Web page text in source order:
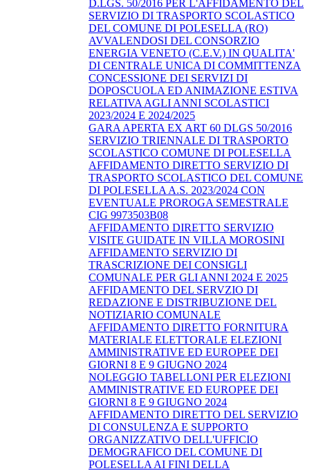
D.LGS. 50/2016 PER L'AFFIDAMENTO DEL
SERVIZIO DI TRASPORTO SCOLASTICO
DEL COMUNE DI POLESELLA (RO)
AVVALENDOSI DEL CONSORZIO
ENERGIA VENETO (C.E.V.) IN QUALITA'
DI CENTRALE UNICA DI COMMITTENZA
CONCESSIONE DEI SERVIZI DI
DOPOSCUOLA ED ANIMAZIONE ESTIVA
RELATIVA AGLI ANNI SCOLASTICI
2023/2024 E 2024/2025
GARA APERTA EX ART 60 DLGS 50/2016
SERVIZIO TRIENNALE DI TRASPORTO
SCOLASTICO COMUNE DI POLESELLA
AFFIDAMENTO DIRETTO SERVIZIO DI
TRASPORTO SCOLASTICO DEL COMUNE
DI POLESELLA A.S. 2023/2024 CON
EVENTUALE PROROGA SEMESTRALE
CIG 9973503B08
AFFIDAMENTO DIRETTO SERVIZIO
VISITE GUIDATE IN VILLA MOROSINI
AFFIDAMENTO SERVIZIO DI
TRASCRIZIONE DEI CONSIGLI
COMUNALE PER GLI ANNI 2024 E 2025
AFFIDAMENTO DEL SERVZIO DI
REDAZIONE E DISTRIBUZIONE DEL
NOTIZIARIO COMUNALE
AFFIDAMENTO DIRETTO FORNITURA
MATERIALE ELETTORALE ELEZIONI
AMMINISTRATIVE ED EUROPEE DEI
GIORNI 8 E 9 GIUGNO 2024
NOLEGGIO TABELLONI PER ELEZIONI
AMMINISTRATIVE ED EUROPEE DEI
GIORNI 8 E 9 GIUGNO 2024
AFFIDAMENTO DIRETTO DEL SERVIZIO
DI CONSULENZA E SUPPORTO
ORGANIZZATIVO DELL'UFFICIO
DEMOGRAFICO DEL COMUNE DI
POLESELLA AI FINI DELLA